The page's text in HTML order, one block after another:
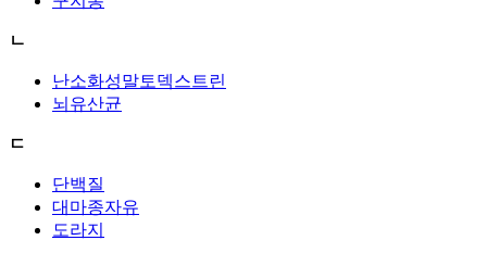
ㄴ
난소화성말토덱스트린
뇌유산균
ㄷ
단백질
대마종자유
도라지